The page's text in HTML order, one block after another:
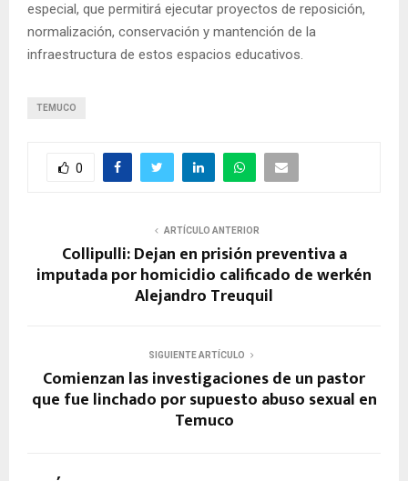
especial, que permitirá ejecutar proyectos de reposición,
normalización, conservación y mantención de la
infraestructura de estos espacios educativos.
TEMUCO
0
ARTÍCULO ANTERIOR
Collipulli: Dejan en prisión preventiva a
imputada por homicidio calificado de werkén
Alejandro Treuquil
SIGUIENTE ARTÍCULO
Comienzan las investigaciones de un pastor
que fue linchado por supuesto abuso sexual en
Temuco